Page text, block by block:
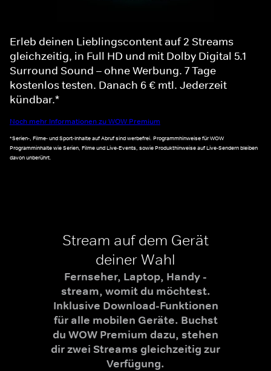
Erleb deinen Lieblingscontent auf 2 Streams
gleichzeitig, in Full HD und mit Dolby Digital 5.1
Surround Sound – ohne Werbung. 7 Tage
kostenlos testen. Danach 6 € mtl. Jederzeit
kündbar.*
Noch mehr Informationen zu WOW Premium
*Serien-, Filme- und Sport-Inhalte auf Abruf sind werbefrei. Programmhinweise für WOW
Programminhalte wie Serien, Filme und Live-Events, sowie Produkthinweise auf Live-Sendern bleiben
davon unberührt.
Stream auf dem Gerät
deiner Wahl
Fernseher, Laptop, Handy -
stream, womit du möchtest.
Inklusive Download-Funktionen
für alle mobilen Geräte. Buchst
du WOW Premium dazu, stehen
dir zwei Streams gleichzeitig zur
Verfügung.